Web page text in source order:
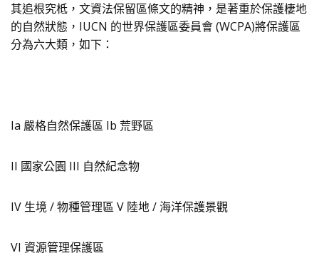
其追根究柢，文資法保留區條文的精神，是著重於保護棲地
的自然狀態，IUCN 的世界保護區委員會 (WCPA)將保護區
分為六大類，如下：
Ia 嚴格自然保護區 Ib 荒野區
II 國家公園 III 自然紀念物
IV 生境 / 物種管理區 V 陸地 / 海洋保護景觀
VI 資源管理保護區